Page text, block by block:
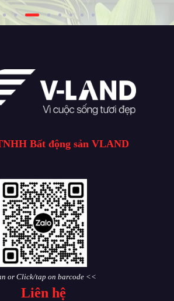
Bất động sản VLAND
or Click/tap on barcode <<
Liên hệ